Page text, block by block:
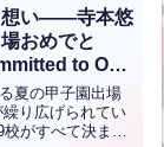
ます！
想い――寺本悠
おめでと
to One
Yuma
夏の甲子園出場
り広げられてい
がすべて決まり